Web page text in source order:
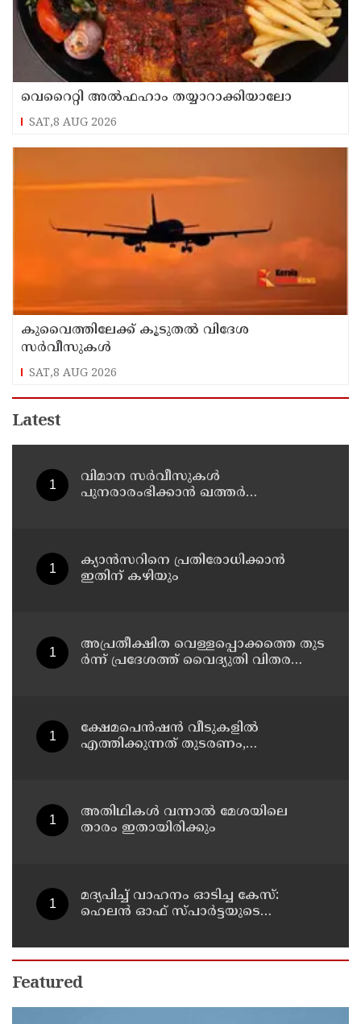
വെറൈറ്റി അൽഫഹാം തയ്യാറാക്കിയാലോ
SAT,8 AUG 2026
കുവൈത്തിലേക്ക് കൂടുതല്‍ വിദേശ
സര്‍വീസുകള്‍
SAT,8 AUG 2026
Latest
വിമാന സര്‍വീസുകള്‍
പുനരാരംഭിക്കാന്‍ ഖത്തര്‍
ക്യാൻസറിനെ പ്രതിരോധിക്കാൻ
ഇതിന് കഴിയും
അ​പ്ര​തീ​ക്ഷി​ത വെ​ള്ള​പ്പൊ​ക്ക​ത്തെ തു​ട​
ർ​ന്ന് പ്ര​ദേ​ശ​ത്ത് വൈ​ദ്യു​തി വി​ത​ര​ണം
ക്ഷേമപെൻഷൻ വീടുകളിൽ
എത്തിക്കുന്നത് തുടരണം,
പ്രതിപക്ഷ നേതാവ് പിണറായി
വിജയൻ
അതിഥികൾ വന്നാൽ മേശയിലെ
താരം ഇതായിരിക്കും
മദ്യപിച്ച് വാഹനം ഓടിച്ച കേസ്:
ഹെലൻ ഓഫ് സ്പാർട്ടയുടെ
Featured